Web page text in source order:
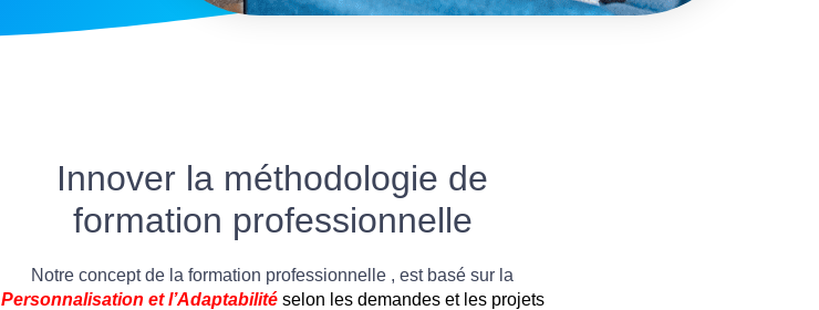
Innover la méthodologie de
formation professionnelle
Notre concept de la formation professionnelle , est basé sur la
Personnalisation et l’Adaptabilité selon les demandes et les projets